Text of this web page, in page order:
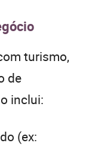
turismo,
de
inclui:
(ex: